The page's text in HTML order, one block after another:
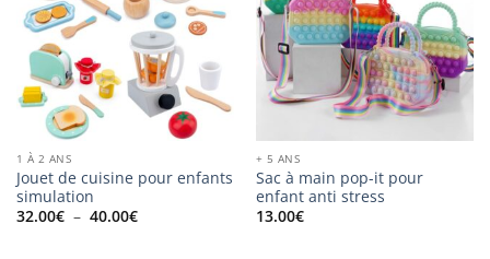
1 À 2 ANS
Jouet de cuisine pour enfants
simulation
32.00€ – 40.00€Plage
de
+ 5 ANS
Sac à main pop-it pour
enfant anti stress
13.00€